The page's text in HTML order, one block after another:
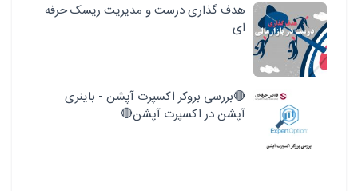
هدف گذاری درست و مدیریت ریسک حرفه
ای
🔴بررسی بروکر اکسپرت آپشن - باینری
آپشن در اکسپرت آپشن🔴